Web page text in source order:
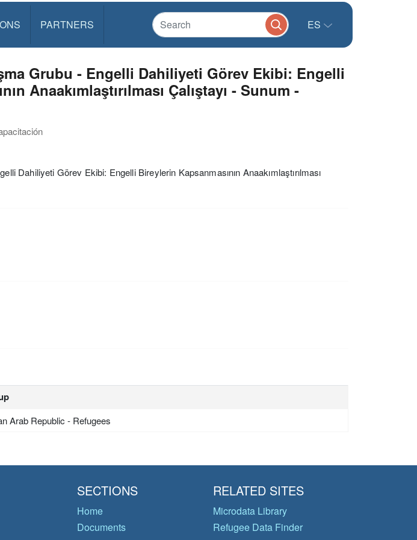
PARTNERS ES
Grubu - Engelli Dahiliyeti Görev Ekibi: Engelli
Anaakımlaştırılması Çalıştayı - Sunum -
Dahiliyeti Görev Ekibi: Engelli Bireylerin Kapsanmasının Anaakımlaştırılması
Arab Republic - Refugees
SECTIONS
Home
Documents
RELATED SITES
Microdata Library
Refugee Data Finder